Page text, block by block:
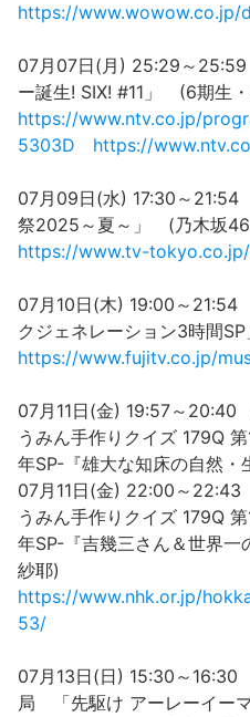
https://www.wowow.co.jp/
07月07日(月) 25:29～
ー誕生! SIX! #11」 (6期生
https://www.ntv.co.jp/
5303D
https://
07月09日(水) 17:30～
祭2025～夏～」 (乃木坂
https://www.tv-
07月10日(木) 19:00～
クジェネレーション3時間
https://www.fujitv.co.jp/
07月11日(金) 19:57～
うみん手作りクイズ 179Q
年SP-『雄大な知床の自然
07月11日(金) 22:00～
うみん手作りクイズ 179Q
年SP-『吉幾三さん＆世界
紗耶)
https://www.nhk.or.jp/
53/
07月13日(日) 15:30～
局 「先駆け アーレーイー